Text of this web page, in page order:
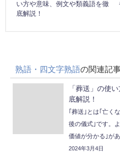
い方や意味、例文や類義語を徹
底解説！
熟語・四文字熟語の関連記
「葬送」の使
底解説！
｢葬送｣とは｢亡く
後の儀式｣です。
価値が分かる｣が
2024年3月4日